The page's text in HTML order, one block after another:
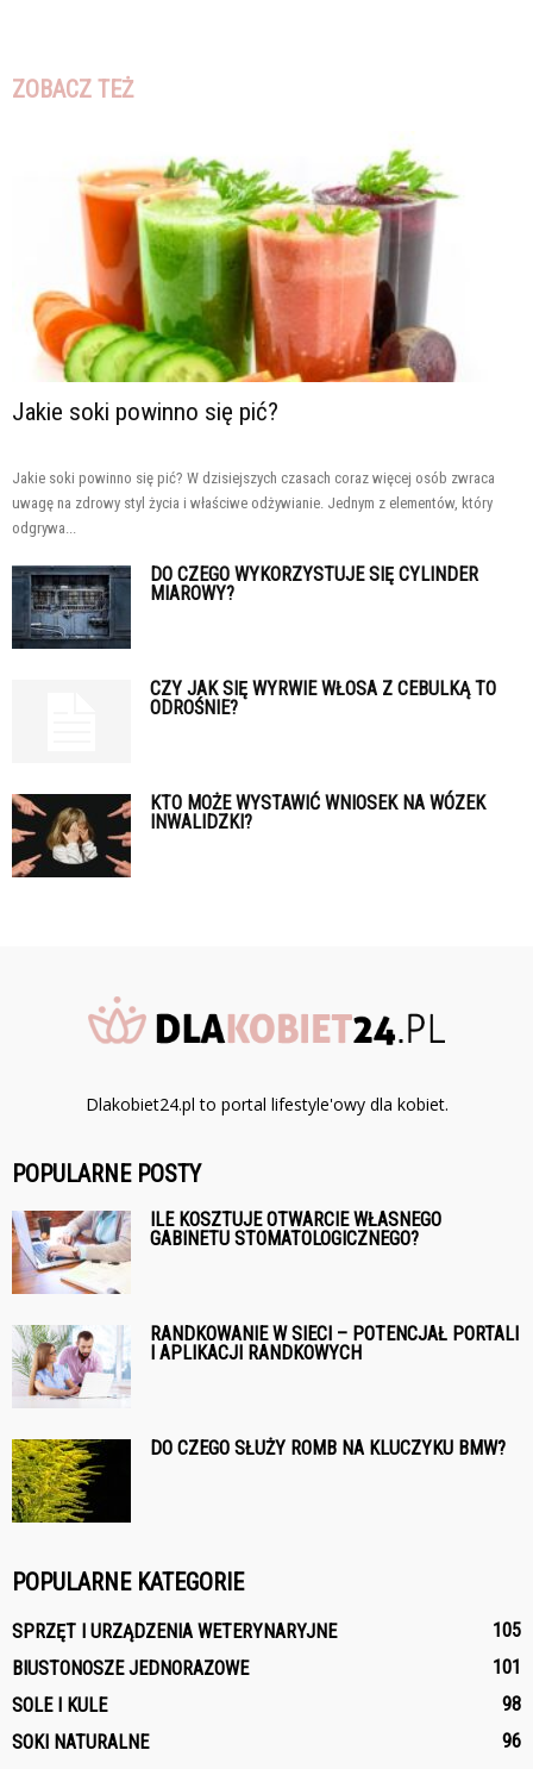
ZOBACZ TEŻ
Jakie soki powinno się pić?
Jakie soki powinno się pić? W dzisiejszych czasach coraz więcej osób zwraca
uwagę na zdrowy styl życia i właściwe odżywianie. Jednym z elementów, który
odgrywa...
DO CZEGO WYKORZYSTUJE SIĘ CYLINDER
MIAROWY?
CZY JAK SIĘ WYRWIE WŁOSA Z CEBULKĄ TO
ODROŚNIE?
KTO MOŻE WYSTAWIĆ WNIOSEK NA WÓZEK
INWALIDZKI?
Dlakobiet24.pl to portal lifestyle'owy dla kobiet.
POPULARNE POSTY
ILE KOSZTUJE OTWARCIE WŁASNEGO
GABINETU STOMATOLOGICZNEGO?
RANDKOWANIE W SIECI – POTENCJAŁ PORTALI
I APLIKACJI RANDKOWYCH
DO CZEGO SŁUŻY ROMB NA KLUCZYKU BMW?
POPULARNE KATEGORIE
SPRZĘT I URZĄDZENIA WETERYNARYJNE
105
BIUSTONOSZE JEDNORAZOWE
101
SOLE I KULE
98
SOKI NATURALNE
96